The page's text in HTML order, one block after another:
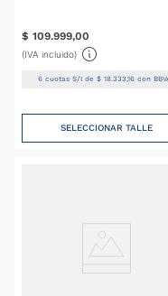
$ 109.999,00
(IVA incluido)
6 cuotas S/I de$ 18 .333,16 con
SELECCIONAR TALLE